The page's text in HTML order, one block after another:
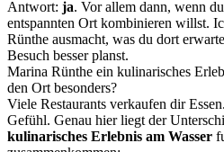
Antwort: ja. Vor allem dann, wenn
entspannten Ort kombinieren willst.
Rünthe ausmacht, was du dort
Besuch besser planst.
Marina Rünthe ein kulinarisches
den Ort besonders?
Viele Restaurants verkaufen dir
Gefühl. Genau hier liegt der
kulinarisches Erlebnis am Wasser